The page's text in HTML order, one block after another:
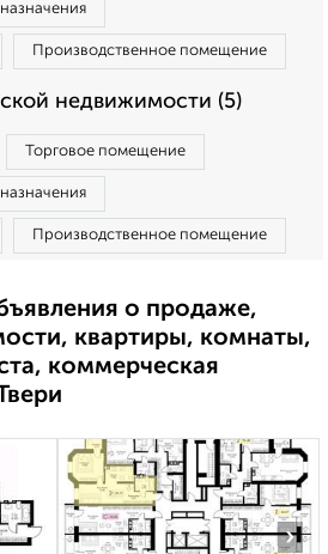
Производственное помещение
недвижимости (5)
Торговое помещение
Производственное помещение
о продаже,
квартиры, комнаты,
коммерческая
›